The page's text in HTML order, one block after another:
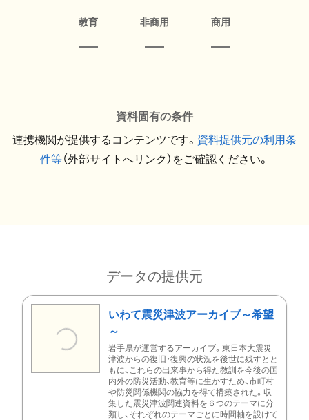
教育 非商用 商用
資料固有の条件
連携機関が提供するコンテンツです。 資料提供元の利用条
件等（外部サイトへリンク）をご確認ください。
データの提供元
いわて震災津波アーカイブ～希望
～
岩手県が運営するアーカイブ。東日本大震災
津波からの復旧・復興の状況を後世に残すとと
もに、これらの出来事から得た教訓を今後の国
内外の防災活動、教育等に生かすため、市町村
や防災関係機関の協力を得て構築された。収
集した震災津波関連資料を６つのテーマに分
類し、それぞれのテーマごとに時間軸を設けて